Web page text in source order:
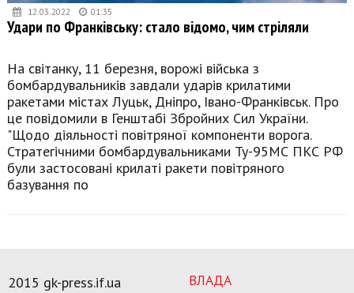
12.03.2022 01:35
Удари по Франківську: стало відомо, чим стріляли
На світанку, 11 березня, ворожі війська з
бомбардувальників завдали ударів крилатими
ракетами містах Луцьк, Дніпро, Івано-Франківськ. Про
це повідомили в Генштабі Збройних Сил України.
"Щодо діяльності повітряної компоненти ворога.
Стратегічними бомбардувальниками Ту-95МС ПКС РФ
були застосовані крилаті ракети повітряного
базування по
ВЛАДА
2015 gk-press.if.ua